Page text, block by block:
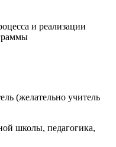
и реализации
(желательно учитель
школы, педагогика,